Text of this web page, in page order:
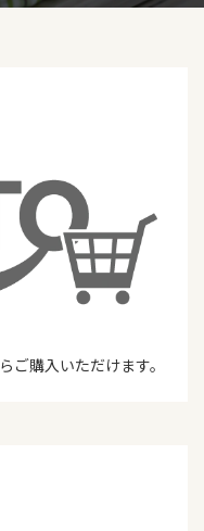
ご購入いただけます。